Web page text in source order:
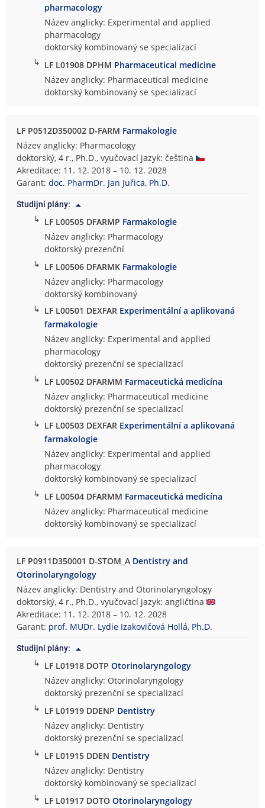
pharmacology
Název anglicky: Experimental and applied
pharmacology
doktorský kombinovaný se specializací
↳ LF L01908 DPHM Pharmaceutical medicine
Název anglicky: Pharmaceutical medicine
doktorský kombinovaný se specializací
LF P0512D350002 D-FARM Farmakologie
Název anglicky: Pharmacology
doktorský, 4 r., Ph.D., vyučovací jazyk: čeština
Akreditace: 11. 12. 2018 – 10. 12. 2028
Garant:doc. PharmDr. Jan Juřica, Ph.D.
Studijní plány:
↳ LF L00505 DFARMP Farmakologie
Název anglicky: Pharmacology
doktorský prezenční
↳ LF L00506 DFARMK Farmakologie
Název anglicky: Pharmacology
doktorský kombinovaný
↳ LF L00501 DEXFAR Experimentální a aplikovaná
farmakologie
Název anglicky: Experimental and applied
pharmacology
doktorský prezenční se specializací
↳ LF L00502 DFARMM Farmaceutická medicína
Název anglicky: Pharmaceutical medicine
doktorský prezenční se specializací
↳ LF L00503 DEXFAR Experimentální a aplikovaná
farmakologie
Název anglicky: Experimental and applied
pharmacology
doktorský kombinovaný se specializací
↳ LF L00504 DFARMM Farmaceutická medicína
Název anglicky: Pharmaceutical medicine
doktorský kombinovaný se specializací
LF P0911D350001 D-STOM_A Dentistry and
Otorinolaryngology
Název anglicky: Dentistry and Otorinolaryngology
doktorský, 4 r., Ph.D., vyučovací jazyk: angličtina
Akreditace: 11. 12. 2018 – 10. 12. 2028
Garant: prof. MUDr. Lydie Izakovičová Hollá, Ph.D.
Studijní plány:
↳ LF L01918 DOTPOtorinolaryngology
Název anglicky: Otorinolaryngology
doktorský prezenční se specializací
↳ LF L01919 DDENP Dentistry
Název anglicky: Dentistry
doktorský prezenční se specializací
↳ LF L01915 DDEN Dentistry
Název anglicky: Dentistry
doktorský kombinovaný se specializací
↳ LF L01917 DOTOOtorinolaryngology